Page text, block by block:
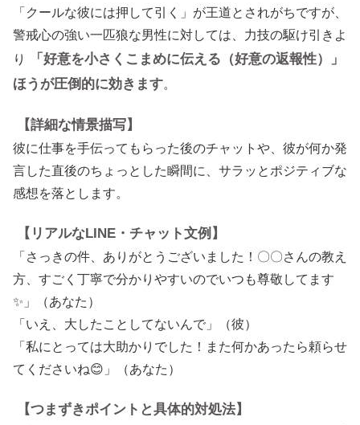
「クールな彼には押して引く」が王道とされがちですが、
警戒心の強い一匹狼な男性に対しては、力技の駆け引きよ
り
「好意を小さくこまめに伝える（好意の返報性）」
ほうが圧倒的に効きます。
【詳細な情景描写】
彼に仕事を手伝ってもらった後のチャットや、彼が何か発
言した直後のちょっとした瞬間に、サラッとポジティブな
感想を落とします。
【リアルなLINE・チャット文例】
「さっきの件、ありがとうございました！〇〇さんの教え
方、すごく丁寧で分かりやすいのでいつも尊敬してます
✨」（あなた）
「いえ、大したことしてないんで」（彼）
「私にとっては大助かりでした！また何かあったら頼らせ
てくださいね😊」（あなた）
【つまずきポイントと具体的対処法】